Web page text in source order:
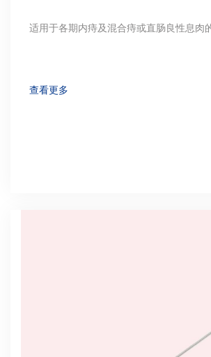
适用于各期内痔及混合痔或直肠良性息肉
查看更多